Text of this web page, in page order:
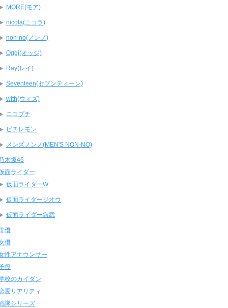
MORE(モア)
nicola(ニコラ)
non-no(ノンノ)
Oggi(オッジ)
Ray(レイ)
Seventeen(セブンティーン)
with(ウィズ)
ニコプチ
ピチレモン
メンズノンノ(MEN'S NON-NO)
乃木坂46
面ライダー
仮面ライダーW
仮面ライダージオウ
仮面ライダー鎧武
優
優
性アナウンサー
役
校のカイダン
愛リアリティ
隊シリーズ